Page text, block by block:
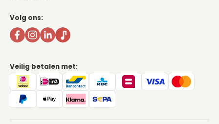
Volg ons:
Veilig betalen met: